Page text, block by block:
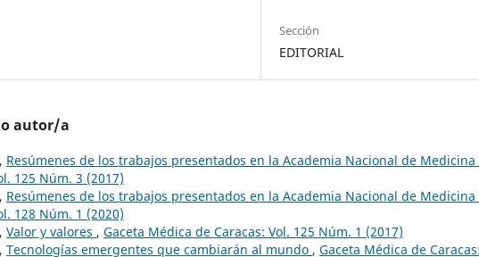
Sección
EDITORIAL
autor/a
Resúmenes de los trabajos presentados en la Academia Nacional de Medicina
125 Núm. 3 (2017)
Resúmenes de los trabajos presentados en la Academia Nacional de Medicina
128 Núm. 1 (2020)
Valor y valores , Gaceta Médica de Caracas: Vol. 125 Núm. 1 (2017)
Tecnologías emergentes que cambiarán al mundo , Gaceta Médica de Caracas: